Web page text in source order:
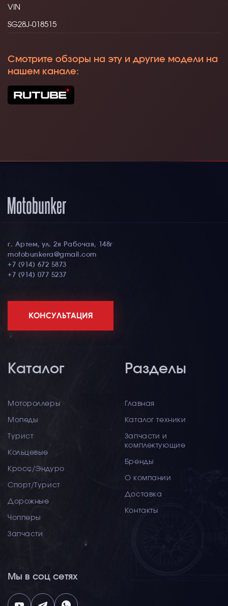
VIN
SG28J-018515
Смотрите обзоры на эту и другие модели на
нашем канале:
г. Артем, ул. 2я Рабочая, 148г
motobunkera@gmail.com
+7 (914) 672 5873
+7 (914) 077 5237
КОНСУЛЬТАЦИЯ
Каталог
Мотороллеры
Мопеды
Турист
Кольцевые
Кросс/Эндуро
Спорт/Турист
Дорожные
Чопперы
Запчасти
Разделы
Главная
Каталог техники
Запчасти и
комплектующие
Бренды
О компании
Доставка
Контакты
Мы в соц сетях